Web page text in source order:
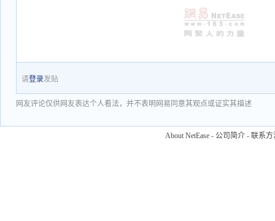
请登录发贴
网友评论仅供网友表达个人看法，并不表明网易同意其观点或证实其描述
About NetEase - 公司简介 - 联系方